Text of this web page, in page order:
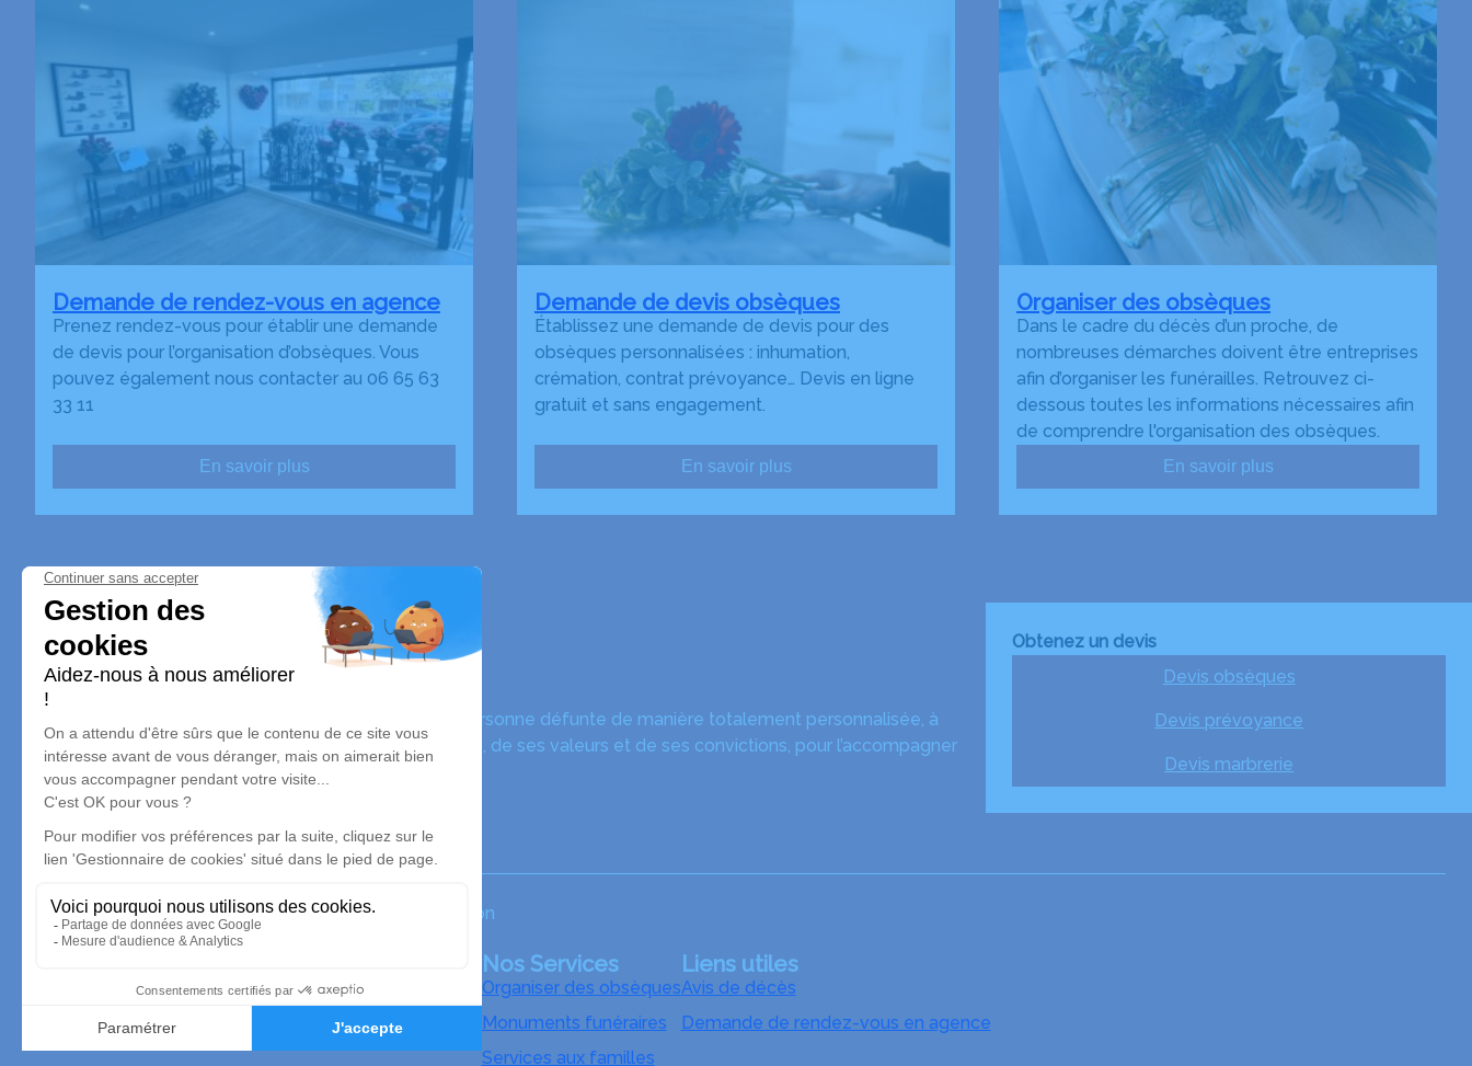
Demande de rendez-vous en agence
Prenez rendez-vous pour établir une demande
de devis pour l’organisation d’obsèques. Vous
pouvez également nous contacter au 06 65 63
33 11
En savoir plus
Demande de devis obsèques
Établissez une demande de devis pour des
obsèques personnalisées : inhumation,
crémation, contrat prévoyance… Devis en ligne
gratuit et sans engagement.
En savoir plus
Organiser des obsèques
Dans le cadre du décès d’un proche, de
nombreuses démarches doivent être entreprises
afin d’organiser les funérailles. Retrouvez ci-
dessous toutes les informations nécessaires afin
de comprendre l'organisation des obsèques.
En savoir plus
Pompes Funèbres Bérangère
Nos équipes vous aident à honorer la mémoire de la personne défunte de manière totalement personnalisée, à
perpétuer son souvenir dans le respect de ses volontés, de ses valeurs et de ses convictions, pour l’accompagner
avec dignité dans son dernier voyage.
Obtenez un devis
Devis obsèques
Devis prévoyance
Devis marbrerie
Notre agence
Bérangère Pompes Funèbres
176 Bis Avenue de la République - 91230 - Montgeron
4.9/5 - 93 avis
Nos Services
Organiser des obsèques
Monuments funéraires
Services aux familles
Liens utiles
Avis de décès
Demande de rendez-vous en agence